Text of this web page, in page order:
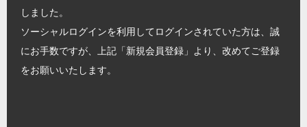
しました。
ソーシャルログインを利用してログインされていた方は、誠
にお手数ですが、上記「新規会員登録」より、改めてご登録
をお願いいたします。